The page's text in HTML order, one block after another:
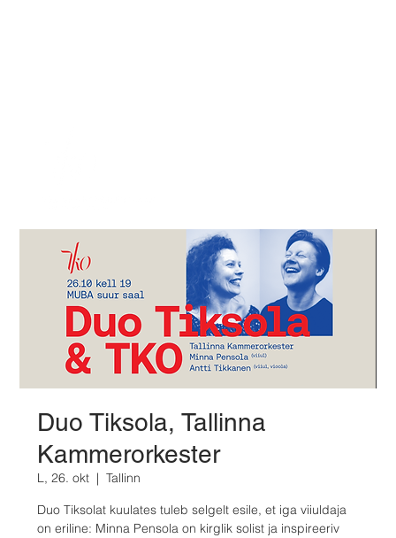
Duo Tiksola, Tallinna
Kammerorkester
L, 26. okt
  |
Tallinn
Duo Tiksolat kuulates tuleb selgelt esile, et iga viiuldaja
on eriline: Minna Pensola on kirglik solist ja inspireeriv